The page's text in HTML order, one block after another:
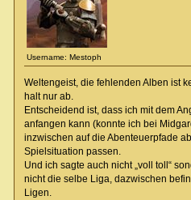
Username: Mestoph
Weltengeist, die fehlenden Alben ist
halt nur ab.
Entscheidend ist, dass ich mit dem
anfangen kann (konnte ich bei
inzwischen auf die Abenteuerpfade
Spielsituation passen.
Und ich sagte auch nicht „voll toll“
nicht die selbe Liga, dazwischen
Ligen.